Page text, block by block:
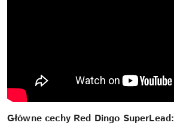
Główne cechy Red Dingo SuperLead: